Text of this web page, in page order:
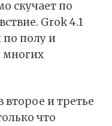
скучает по
Grok 4.1
по полу и
многих
второе и третье
что